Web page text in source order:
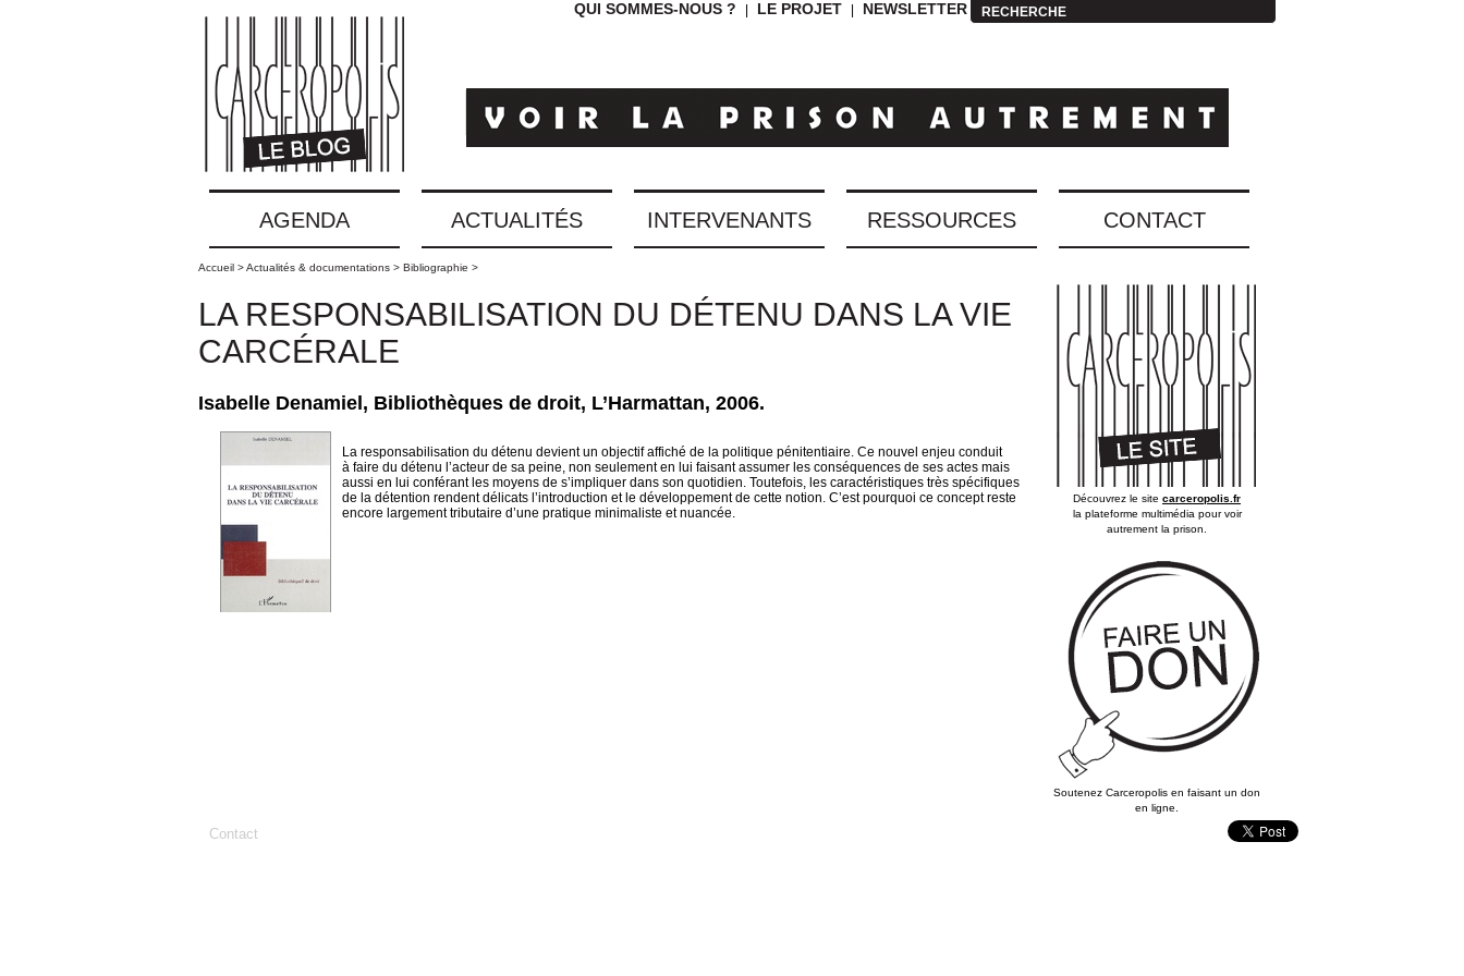
QUI SOMMES-NOUS ? LE PROJET NEWSLETTER RECHERCHE
AGENDA ACTUALITÉS INTERVENANTS RESSOURCES CONTACT
Accueil >Actualités & documentations > Bibliographie >
LA RESPONSABILISATION DU DÉTENU DANS LA VIE
CARCÉRALE
Isabelle Denamiel, Bibliothèques de droit, L’Harmattan, 2006.
La responsabilisation du détenu devient un objectif affiché de la politique pénitentiaire. Ce nouvel enjeu conduit
à faire du détenu l’acteur de sa peine, non seulement en lui faisant assumer les conséquences de ses actes mais
aussi en lui conférant les moyens de s’impliquer dans son quotidien. Toutefois, les caractéristiques très spécifiques
de la détention rendent délicats l’introduction et le développement de cette notion. C’est pourquoi ce concept reste
encore largement tributaire d’une pratique minimaliste et nuancée.
Découvrez le site carceropolis.fr
la plateforme multimédia pour voir
autrement la prison.
Soutenez Carceropolis en faisant un don
en ligne.
Contact